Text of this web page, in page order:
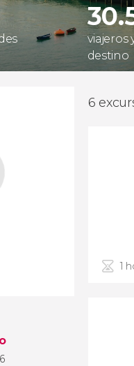
viajeros
destino
6
1